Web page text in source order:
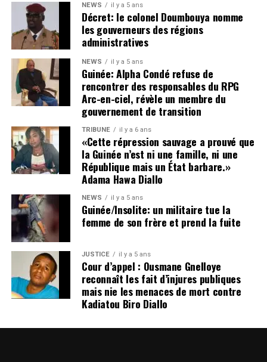
NEWS il y a 5 ans
Décret: le colonel Doumbouya nomme
les gouverneurs des régions
administratives
NEWS il y a 5 ans
Guinée: Alpha Condé refuse de
rencontrer des responsables du RPG
Arc-en-ciel, révèle un membre du
gouvernement de transition
TRIBUNE il y a 6 ans
«Cette répression sauvage a prouvé que
la Guinée n’est ni une famille, ni une
République mais un État barbare.»
Adama Hawa Diallo
NEWS il y a 5 ans
Guinée/Insolite: un militaire tue la
femme de son frère et prend la fuite
JUSTICE il y a 5 ans
Cour d’appel : Ousmane Gnelloye
reconnaît les fait d’injures publiques
mais nie les menaces de mort contre
Kadiatou Biro Diallo